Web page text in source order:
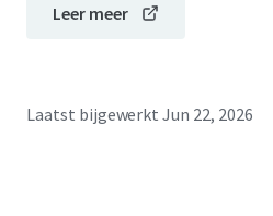
Leer meer
Laatst bijgewerkt Jun 22, 2026